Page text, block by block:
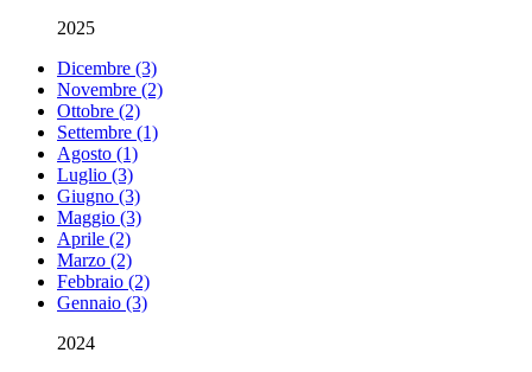
2025
Dicembre (3)
Novembre (2)
Ottobre (2)
Settembre (1)
Agosto (1)
Luglio (3)
Giugno (3)
Maggio (3)
Aprile (2)
Marzo (2)
Febbraio (2)
Gennaio (3)
2024